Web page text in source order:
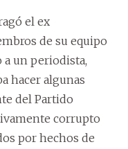
el ex
de su equipo
a un periodista,
hacer algunas
del Partido
corrupto
por hechos de